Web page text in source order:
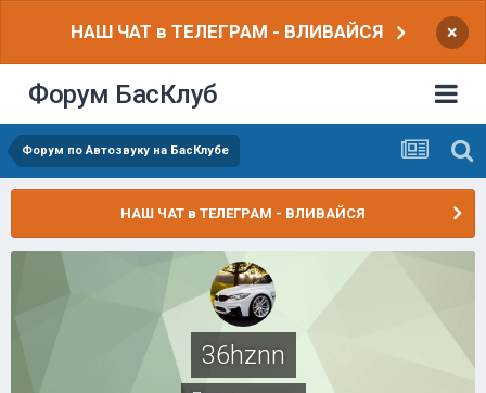
НАШ ЧАТ в ТЕЛЕГРАМ - ВЛИВАЙСЯ ×
Форум БасКлуб
Форум по Автозвуку на БасКлубе
НАШ ЧАТ в ТЕЛЕГРАМ - ВЛИВАЙСЯ
36hznn